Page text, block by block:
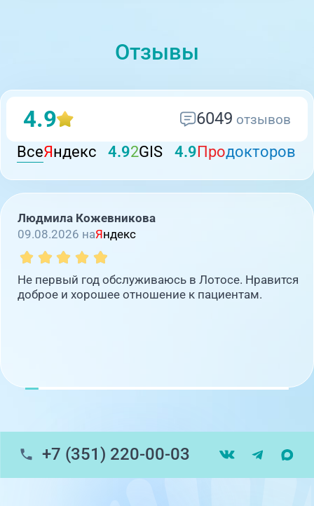
Отзывы
4.9 6049 отзывов
ВсеЯндекс 4.92GIS 4.9Продокторов
Людмила Кожевникова
09.08.2026 наЯндекс
Не первый год обслуживаюсь в Лотосе. Нравится
доброе и хорошее отношение к пациентам.
+7 (351) 220-00-03